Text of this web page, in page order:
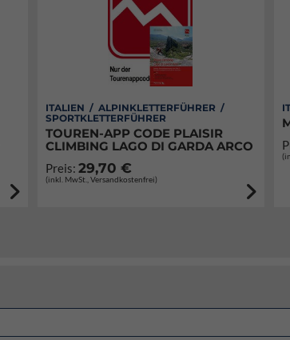
ITALIEN / ALPINKLETTERFÜHRER /
SPORTKLETTERFÜHRER
TOUREN-APP CODE PLAISIR
CLIMBING LAGO DI GARDA ARCO
Preis: 29,70 €
(inkl. MwSt., Versandkostenfrei)